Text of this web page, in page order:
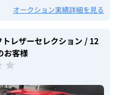
オークション実績詳細を見る
レザーセレクション / 12
お客様